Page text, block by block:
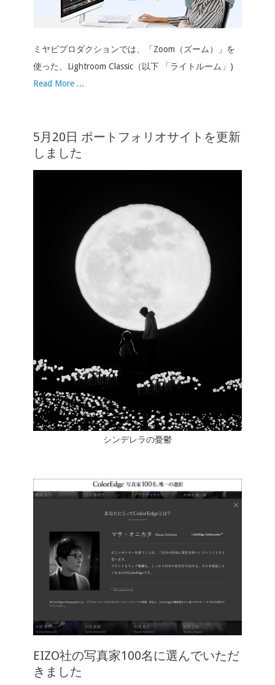
ミヤビプロダクションでは、「Zoom（ズーム）」を
使った、Lightroom Classic（以下 「ライトルーム」)
Read More ...
5月20日 ポートフォリオサイトを更新
しました
シンデレラの憂鬱
EIZO社の写真家100名に選んでいただ
きました